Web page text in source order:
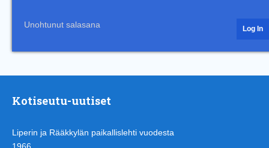
Unohtunut salasana
Kotiseutu-uutiset
Liperin ja Rääkkylän paikallislehti vuodesta
1966.